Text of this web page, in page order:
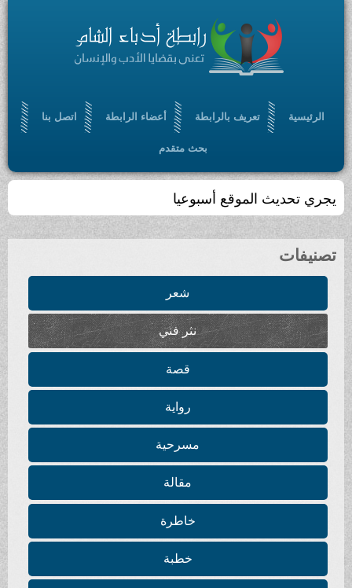
الرئيسية تعريف بالرابطة أعضاء الرابطة اتصل بنا
بحث متقدم
يجري تحديث الموقع أسبوعيا
تصنيفات
شعر
نثر فني
قصة
رواية
مسرحية
مقالة
خاطرة
خطبة